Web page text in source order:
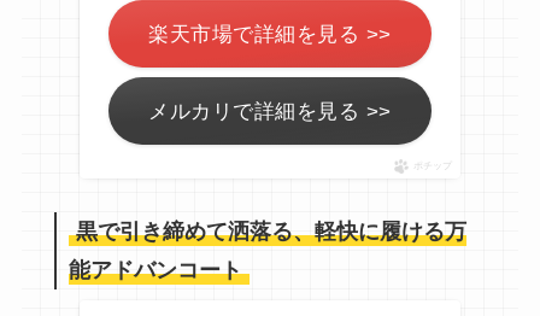
楽天市場で詳細を見る >>
メルカリで詳細を見る >>
ポチップ
黒で引き締めて洒落る、軽快に履ける万
能アドバンコート